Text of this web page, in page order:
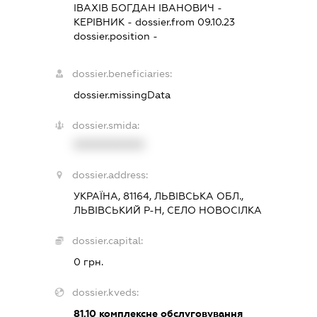
ІВАХІВ БОГДАН ІВАНОВИЧ -
КЕРІВНИК - dossier.from 09.10.23
dossier.position -
dossier.beneficiaries:
dossier.missingData
dossier.smida:
dossier.address:
УКРАЇНА, 81164, ЛЬВІВСЬКА ОБЛ.,
ЛЬВІВСЬКИЙ Р-Н, СЕЛО НОВОСІЛКА
dossier.capital:
0 грн.
dossier.kveds:
81.10 комплексне обслуговування